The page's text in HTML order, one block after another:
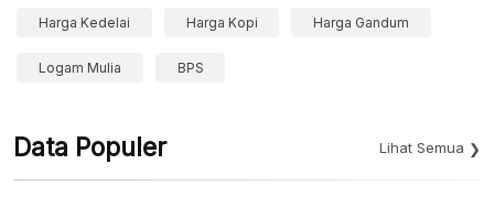
Harga Kedelai Harga Kopi Harga Gandum
Logam Mulia BPS
Data Populer Lihat Semua